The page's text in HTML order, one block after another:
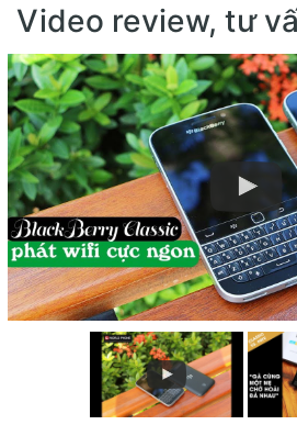
Video review, tư